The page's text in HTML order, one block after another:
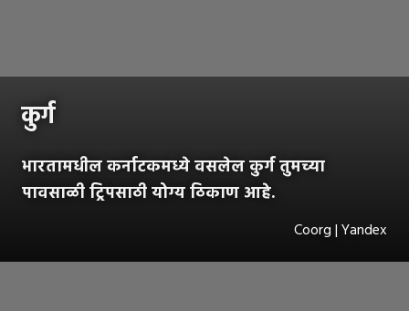
कुर्ग
भारतामधील कर्नाटकमध्ये वसलेल कुर्ग तुमच्या
पावसाळी ट्रिपसाठी योग्य ठिकाण आहे.
Coorg | Yandex